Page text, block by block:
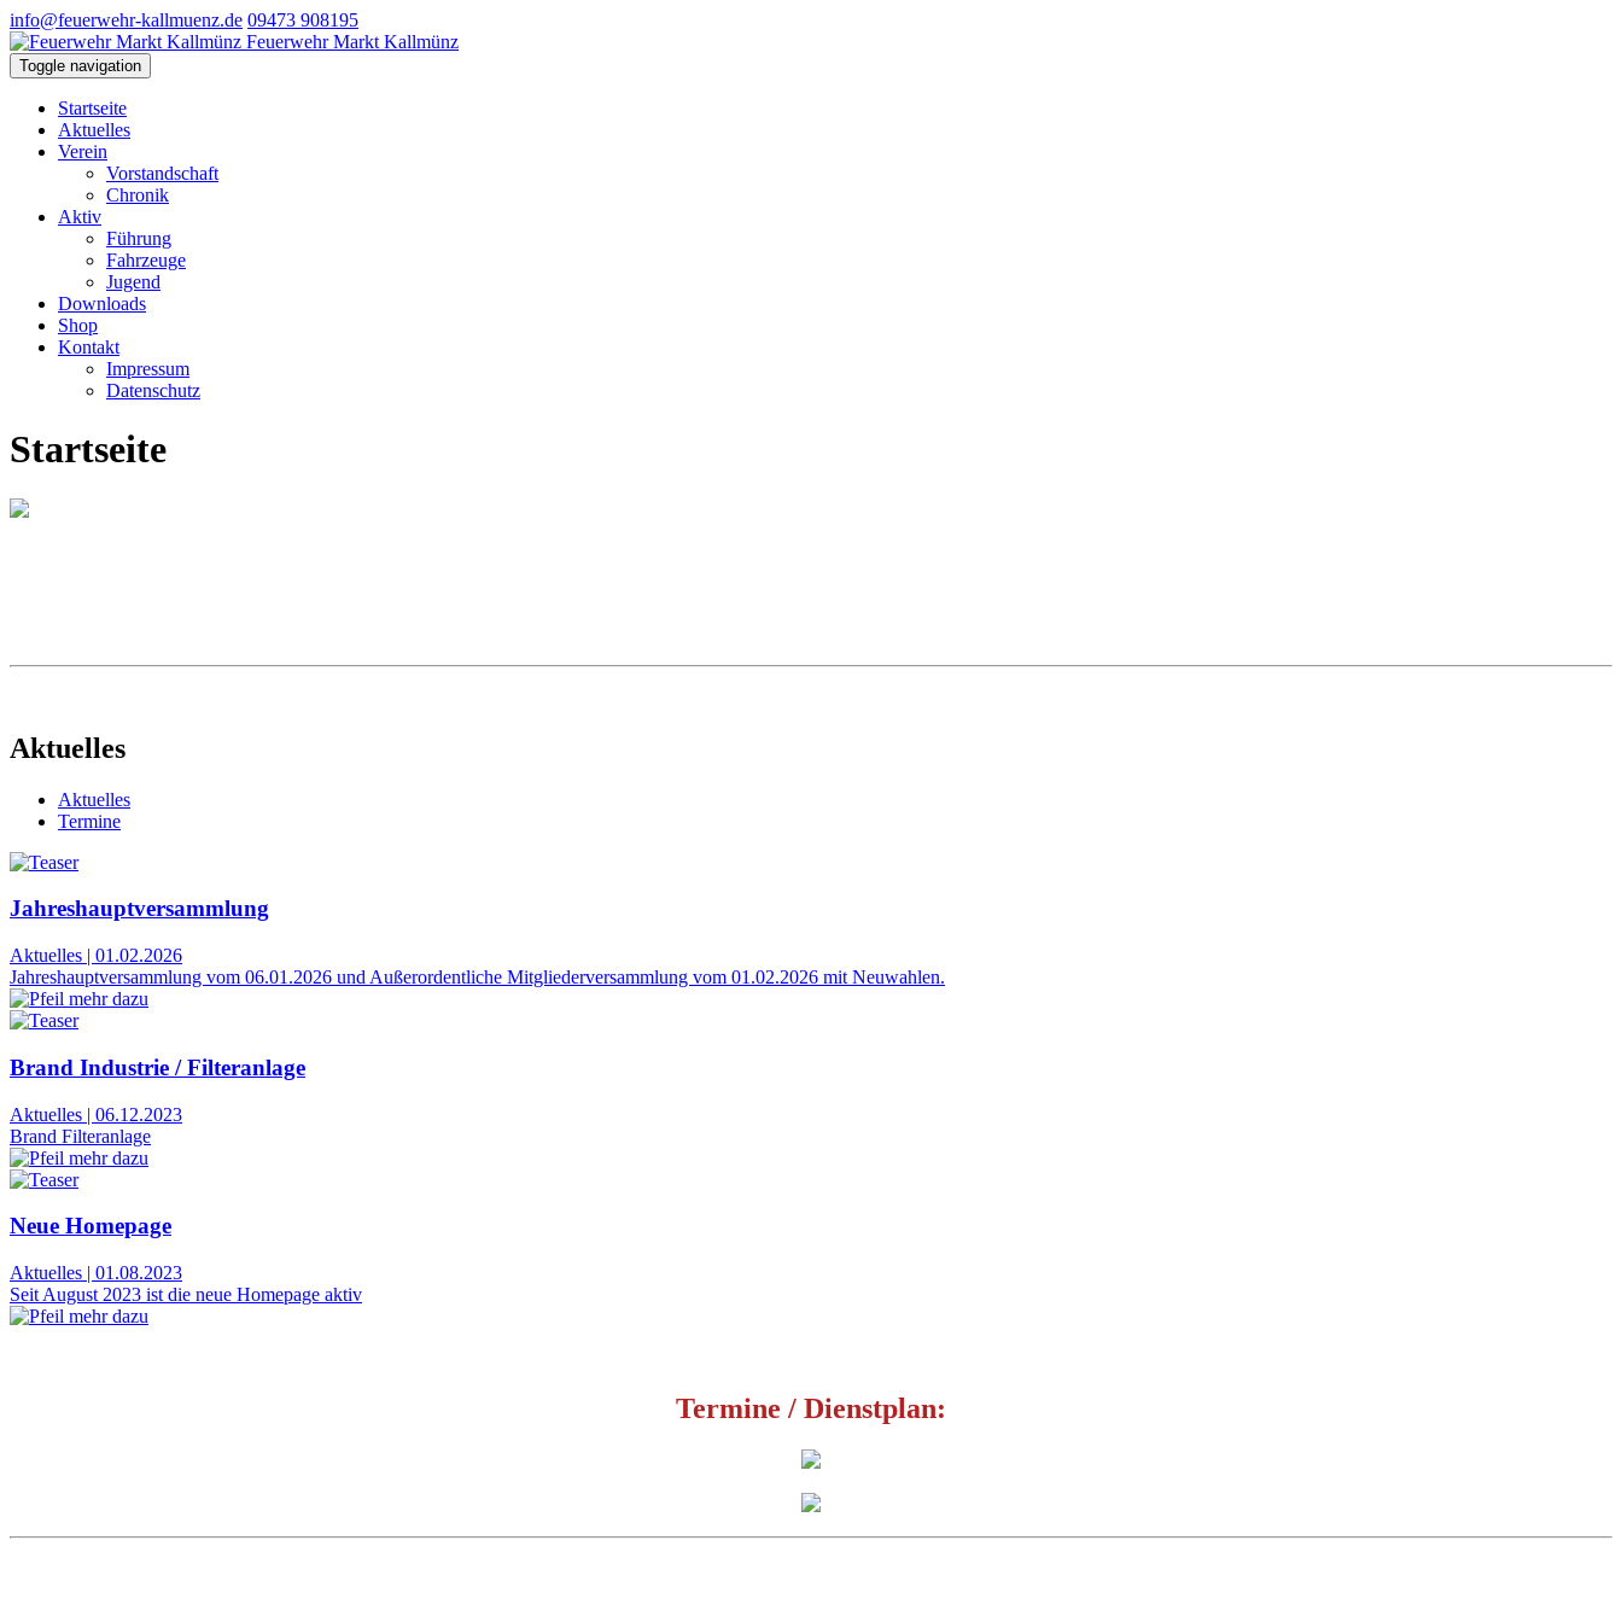
info@feuerwehr-kallmuenz.de 09473 908195
Feuerwehr Markt Kallmünz
Toggle navigation
Startseite
Aktuelles
Verein
Vorstandschaft
Chronik
Aktiv
Führung
Fahrzeuge
Jugend
Downloads
Shop
Kontakt
Impressum
Datenschutz
Startseite
Aktuelles
Aktuelles
Termine
Jahreshauptversammlung
Aktuelles | 01.02.2026
Jahreshauptversammlung vom 06.01.2026 und Außerordentliche Mitgliederversammlung vom 01.02.2026 mit Neuwahlen.
Brand Industrie / Filteranlage
Aktuelles | 06.12.2023
Brand Filteranlage
Neue Homepage
Aktuelles | 01.08.2023
Seit August 2023 ist die neue Homepage aktiv
Termine / Dienstplan: